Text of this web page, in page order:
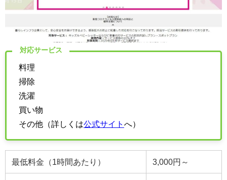
対応サービス
料理
掃除
洗濯
買い物
その他（詳しくは公式サイト へ）
最低料金（1時間あたり） 3,000円～